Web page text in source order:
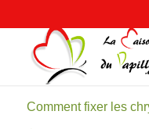
Comment fixer les